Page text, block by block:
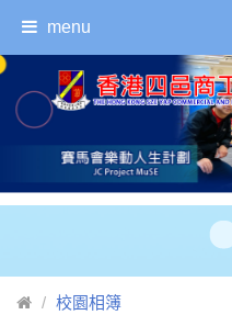
menu
校園相簿